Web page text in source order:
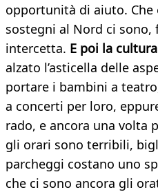
opportunità di aiuto. Che
sostegni al Nord ci
intercetta. E poi la
alzato l’asticella delle
portare i bambini a
a concerti per loro,
rado, e ancora una volta
gli orari sono terribili,
parcheggi costano uno
che ci sono ancora gli